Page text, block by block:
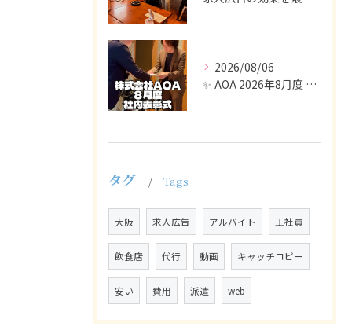
2026/08/06
✨ AOA 2026年8月度 表彰式レポート ✨
タグ Tags
大阪 求人広告 アルバイト 正社員
飲食店 代行 動画 キャッチコピー
安い 費用 派遣 web